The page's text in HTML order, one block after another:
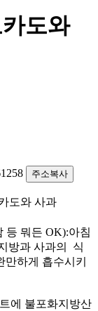
도와
주소복사
도와 사과
등 뭐든 OK):아침
방과 사과의 식
하게 흡수시키
에 불포화지방산